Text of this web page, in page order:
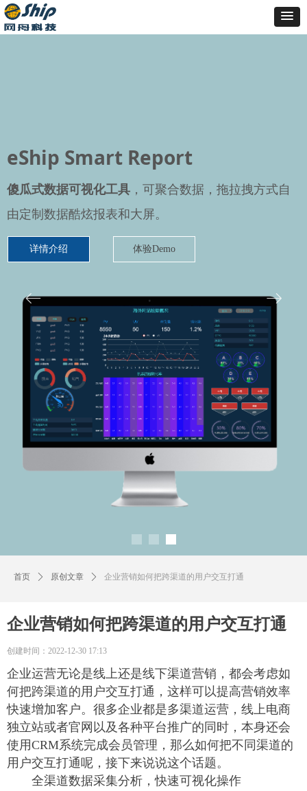
首页 ꄲ 原创文章 ꄲ 企业营销如何把跨渠道的用户交互打通
企业营销如何把跨渠道的用户交互打通
企业运营无论是线上还是线下渠道营销，都会考虑如
何把跨渠道的用户交互打通，这样可以提高营销效率
快速增加客户。很多企业都是多渠道运营，线上电商
独立站或者官网以及各种平台推广的同时，本身还会
使用CRM系统完成会员管理，那么如何把不同渠道的
用户交互打通呢，接下来说说这个话题。
全渠道数据采集分析，快速可视化操作
创建时间： 2022-12-30 17:13
eShip Smart Report
傻瓜式数据可视化工具 ，可聚合数据，拖拉拽方式自
由定制数据酷炫报表和大屏。
详情介绍 体验Demo
ꂃ ꁹ